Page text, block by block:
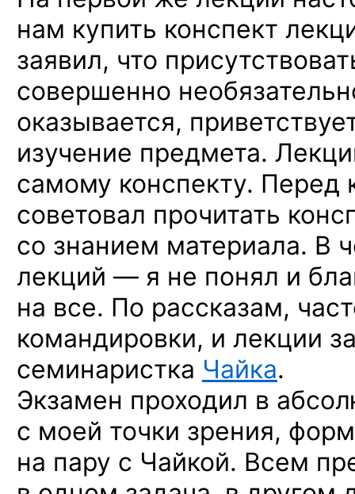
нам купить конспект
заявил, что
совершенно
оказывается,
изучение предмета.
самому конспекту. Перед
советовал прочитать
со знанием материала. В
лекций — я не понял и
на все. По рассказам,
командировки, и лекции
семинаристка Чайка.
Экзамен проходил в
с моей точки зрения,
на пару с Чайкой. Всем